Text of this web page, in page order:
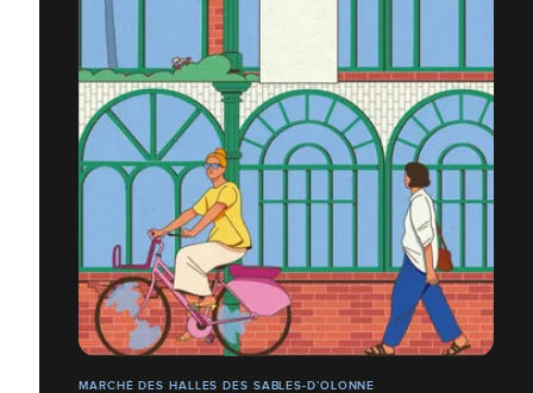
MARCHÉ DES HALLES DES SABLES-D’OLONNE